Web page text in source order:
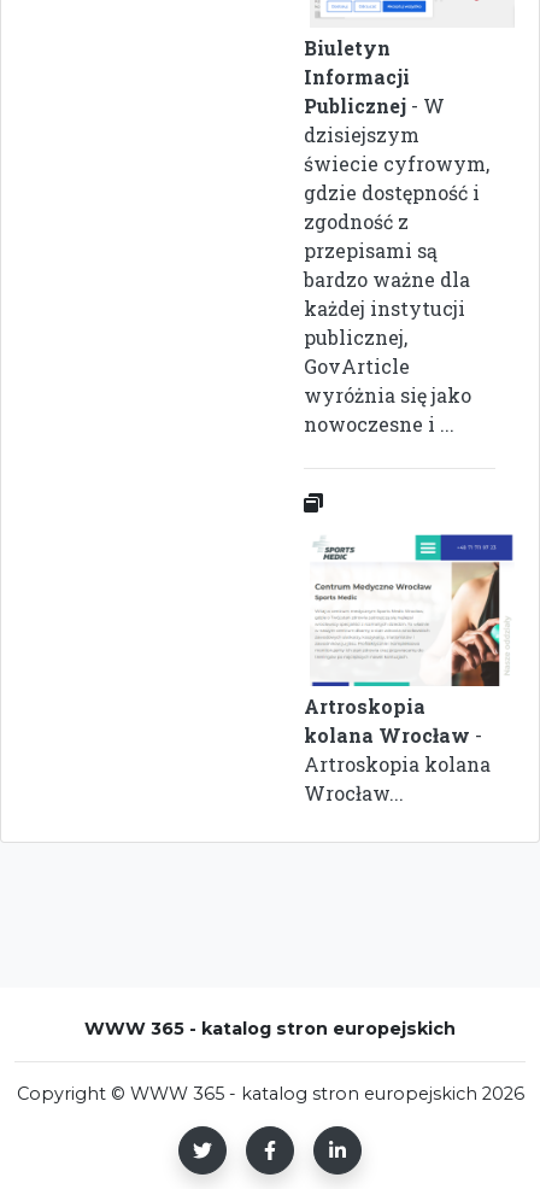
Biuletyn
Informacji
Publicznej - W
dzisiejszym
świecie cyfrowym,
gdzie dostępność i
zgodność z
przepisami są
bardzo ważne dla
każdej instytucji
publicznej,
GovArticle
wyróżnia się jako
nowoczesne i ...
Artroskopia
kolana Wrocław -
Artroskopia kolana
Wrocław...
WWW 365 - katalog stron europejskich
Copyright © WWW 365 - katalog stron europejskich 2026